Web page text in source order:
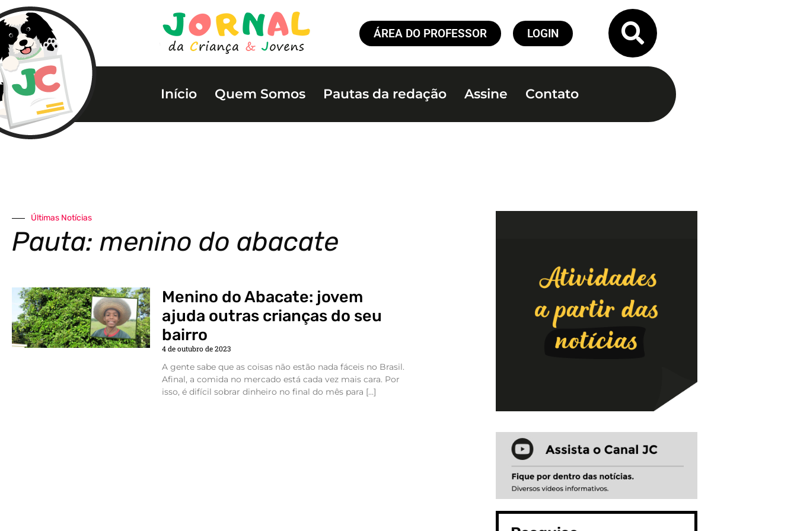
ÁREA DO PROFESSOR LOGIN
Início Quem Somos Pautas da redação Assine Contato
Últimas Notícias
Pauta: menino do abacate
Menino do Abacate: jovem
ajuda outras crianças do seu
bairro
4 de outubro de 2023
A gente sabe que as coisas não estão nada fáceis no Brasil.
Afinal, a comida no mercado está cada vez mais cara. Por
isso, é difícil sobrar dinheiro no final do mês para […]